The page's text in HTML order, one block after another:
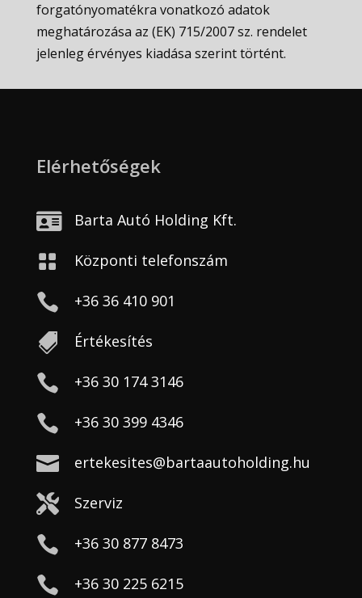
forgatónyomatékra vonatkozó adatok
meghatározása az (EK) 715/2007 sz. rendelet
jelenleg érvényes kiadása szerint történt.
Elérhetőségek
 Barta Autó Holding Kft.
 Központi telefonszám
 +36 36 410 901
 Értékesítés
 +36 30 174 3146
 +36 30 399 4346
 ertekesites@bartaautoholding.hu
 Szerviz
 +36 30 877 8473
 +36 30 225 6215